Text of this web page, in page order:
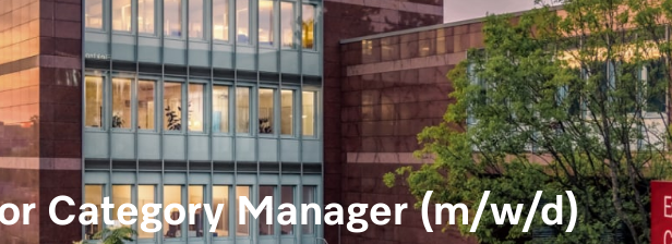
Category Manager (m/w/d)